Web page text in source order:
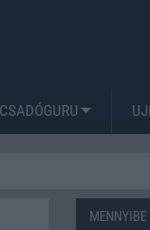
MENNYIBE